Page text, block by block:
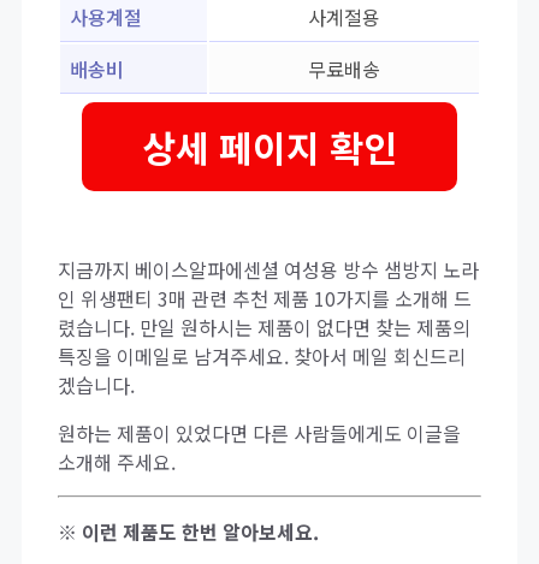
사용계절
사계절용
배송비
무료배송
상세 페이지 확인
지금까지 베이스알파에센셜 여성용 방수 샘방지 노라
인 위생팬티 3매 관련 추천 제품 10가지를 소개해 드
렸습니다. 만일 원하시는 제품이 없다면 찾는 제품의
특징을 이메일로 남겨주세요. 찾아서 메일 회신드리
겠습니다.
원하는 제품이 있었다면 다른 사람들에게도 이글을
소개해 주세요.
※ 이런 제품도 한번 알아보세요.